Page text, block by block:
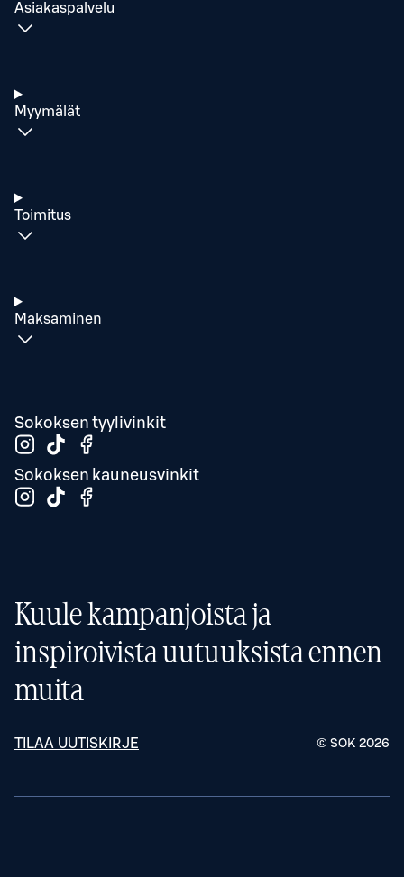
Asiakaspalvelu
Myymälät
Toimitus
Maksaminen
Sokoksen tyylivinkit
Sokoksen kauneusvinkit
Kuule kampanjoista ja
inspiroivista uutuuksista ennen
muita
TILAA UUTISKIRJE © SOK 2026